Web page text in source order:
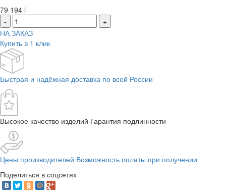
79 194 i
-
+
НА ЗАКАЗ
Купить в 1 клик
Быстрая и надёжная доставка по всей России
Высокое качество изделий Гарантия подлинности
Цены производителей Возможность оплаты при получении
Поделиться в соцсетях